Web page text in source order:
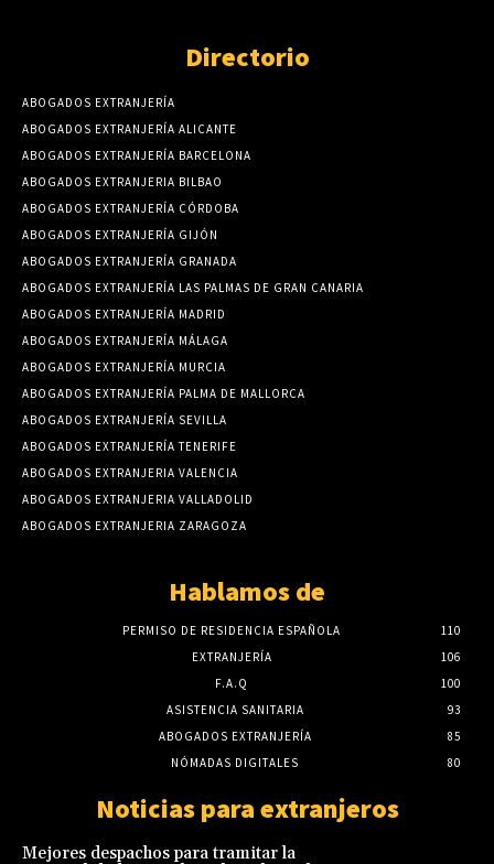
Directorio
ABOGADOS EXTRANJERÍA
ABOGADOS EXTRANJERÍA ALICANTE
ABOGADOS EXTRANJERÍA BARCELONA
ABOGADOS EXTRANJERIA BILBAO
ABOGADOS EXTRANJERÍA CÓRDOBA
ABOGADOS EXTRANJERÍA GIJÓN
ABOGADOS EXTRANJERÍA GRANADA
ABOGADOS EXTRANJERÍA LAS PALMAS DE GRAN CANARIA
ABOGADOS EXTRANJERÍA MADRID
ABOGADOS EXTRANJERÍA MÁLAGA
ABOGADOS EXTRANJERÍA MURCIA
ABOGADOS EXTRANJERÍA PALMA DE MALLORCA
ABOGADOS EXTRANJERÍA SEVILLA
ABOGADOS EXTRANJERÍA TENERIFE
ABOGADOS EXTRANJERIA VALENCIA
ABOGADOS EXTRANJERIA VALLADOLID
ABOGADOS EXTRANJERIA ZARAGOZA
Hablamos de
PERMISO DE RESIDENCIA ESPAÑOLA
110
EXTRANJERÍA
106
F.A.Q
100
ASISTENCIA SANITARIA
93
ABOGADOS EXTRANJERÍA
85
NÓMADAS DIGITALES
80
Noticias para extranjeros
Mejores despachos para tramitar la